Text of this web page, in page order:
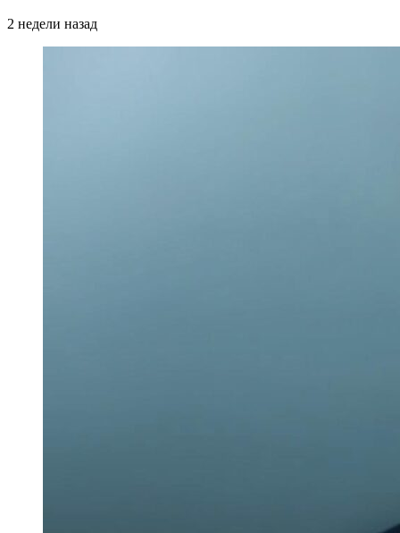
2 недели назад